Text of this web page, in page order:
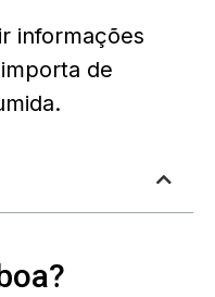
informações
de